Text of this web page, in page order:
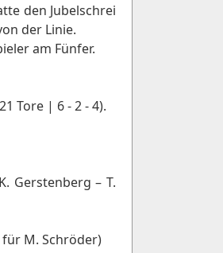
den Jubelschrei
der Linie.
am Fünfer.
Tore | 6 - 2 - 4).
Gerstenberg – T.
für M. Schröder)